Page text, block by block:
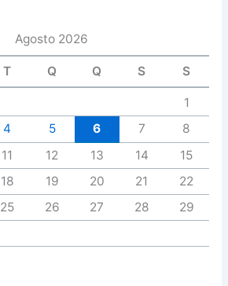
Agosto 2026
T Q Q S S
1
4 5 6 7
8
11 12 13 14
15
18 19 20 21
22
25 26 27 28
29